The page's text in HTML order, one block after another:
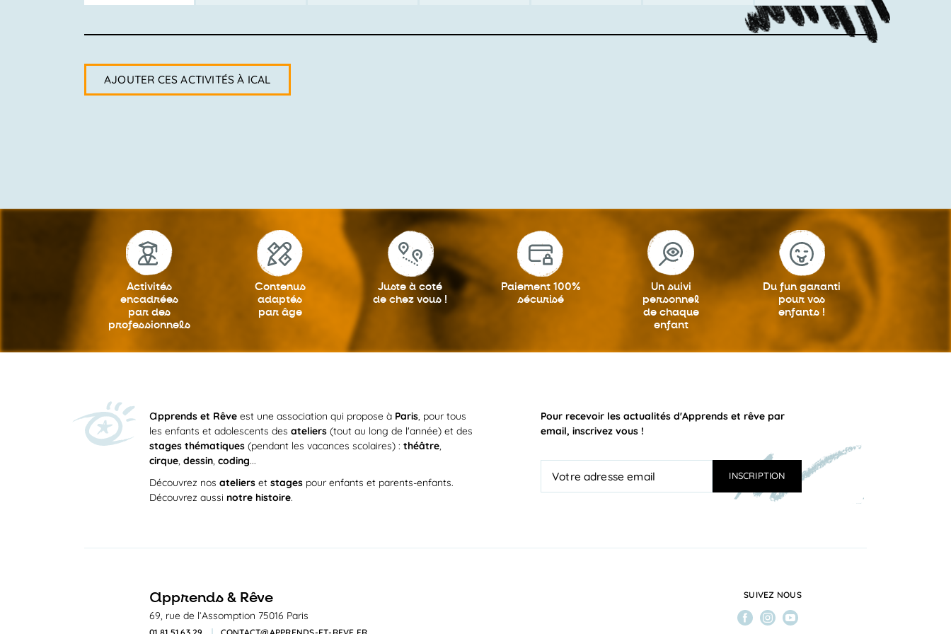
AJOUTER CES ACTIVITÉS À ICAL
Activités
encadrées
par des
professionnels
Contenus
adaptés
par âge
Juste à coté
de chez vous !
Paiement 100%
sécurisé
Un suivi
personnel
de chaque
enfant
Du fun garanti
pour vos
enfants !
apprends et Rêve est une association qui propose à Paris, pour tous
les enfants et adolescents desateliers (tout au long de l'année) et des
stages thématiques (pendant les vacances scolaires) :théâtre,
cirque,dessin,coding...
Découvrez nosateliers etstages pour enfants et parents-enfants.
Découvrez aussinotre histoire.
Pour recevoir les actualités d'Apprends et rêve par
email, inscrivez vous !
apprends & Rêve
69, rue de l’Assomption 75016 Paris
SUIVEZ NOUS